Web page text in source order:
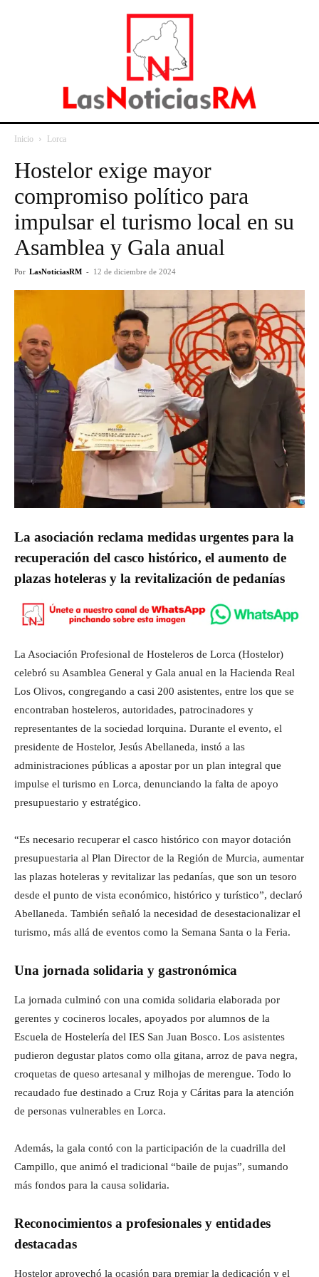
Inicio Lorca
Hostelor exige mayor
compromiso político para
impulsar el turismo local en su
Asamblea y Gala anual
Por LasNoticiasRM - 12 de diciembre de 2024
La asociación reclama medidas urgentes para la
recuperación del casco histórico, el aumento de
plazas hoteleras y la revitalización de pedanías
La Asociación Profesional de Hosteleros de Lorca (Hostelor)
celebró su Asamblea General y Gala anual en la Hacienda Real
Los Olivos, congregando a casi 200 asistentes, entre los que se
encontraban hosteleros, autoridades, patrocinadores y
representantes de la sociedad lorquina. Durante el evento, el
presidente de Hostelor, Jesús Abellaneda, instó a las
administraciones públicas a apostar por un plan integral que
impulse el turismo en Lorca, denunciando la falta de apoyo
presupuestario y estratégico.
“Es necesario recuperar el casco histórico con mayor dotación
presupuestaria al Plan Director de la Región de Murcia, aumentar
las plazas hoteleras y revitalizar las pedanías, que son un tesoro
desde el punto de vista económico, histórico y turístico”, declaró
Abellaneda. También señaló la necesidad de desestacionalizar el
turismo, más allá de eventos como la Semana Santa o la Feria.
Una jornada solidaria y gastronómica
La jornada culminó con una comida solidaria elaborada por
gerentes y cocineros locales, apoyados por alumnos de la
Escuela de Hostelería del IES San Juan Bosco. Los asistentes
pudieron degustar platos como olla gitana, arroz de pava negra,
croquetas de queso artesanal y milhojas de merengue. Todo lo
recaudado fue destinado a Cruz Roja y Cáritas para la atención
de personas vulnerables en Lorca.
Además, la gala contó con la participación de la cuadrilla del
Campillo, que animó el tradicional “baile de pujas”, sumando
más fondos para la causa solidaria.
Reconocimientos a profesionales y entidades
destacadas
Hostelor aprovechó la ocasión para premiar la dedicación y el